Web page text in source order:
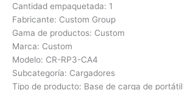
Cantidad empaquetada: 1
Fabricante: Custom Group
Gama de productos: Custom
Marca: Custom
Modelo: CR-RP3-CA4
Subcategoría: Cargadores
Tipo de producto: Base de carga de portátil